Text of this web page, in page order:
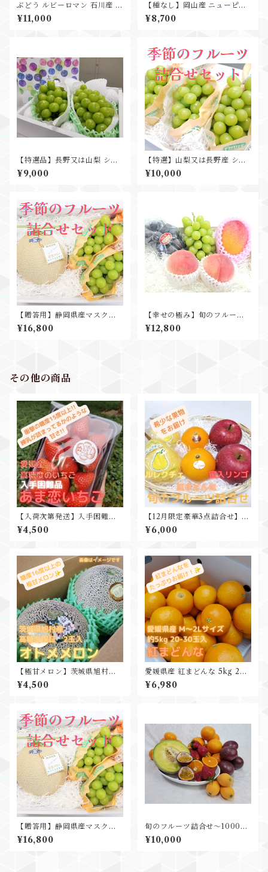
ぶどう ルビーロマン 石川産 超
希少 大粒 1房 600g以上 化粧
箱入
¥11,000
【種なし】岡山産 ニューピオ
ーネ 2kg 4房入 大房
¥8,700
【特選品】長野又は山梨 シャ
インマスカット 秀品 2房 化粧
箱 ギフト プレゼント 贈
¥9,000
【特選】山梨又は長野産 シャ
インマスカット 秀品 3房 化粧
箱込 ギフト プレゼント 贈答品
¥10,000
【贈答用】静岡県産マスクメ
ロン＆シャインマスカット2
房 ギフト プレゼント 贈
¥16,800
【幸せの極み】旬のフルーツ
オールスターセット お中元 贈
答用 ギフト プレゼント
¥12,800
その他の商品
【入荷次第発送】入手困難品
愛媛産 あま恋いちご 1pk入 糖
度19度計測 ギフト プレゼント
¥4,500
【12月限定豪華3点詰合せ】紅
まどんな ルレクチェ 蜜入りリ
ンゴ 豪華3点セット
¥6,000
【極甘メロン】茨城県旭村産
オトメメロン”特秀以上” 2玉
化粧箱入 糖度16度以上 父の日
¥4,500
愛媛県産 紅まどんな 5kg 20-
30玉入
¥6,980
【贈答用】静岡県産マスクメ
ロン＆シャインマスカット2
房 ギフト プレゼント 贈
¥16,800
旬のフルーツ詰合せ～10000
円分お任せセット～
¥10,000